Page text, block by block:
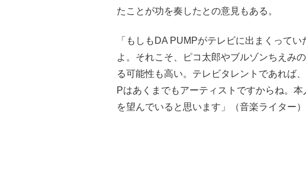
たことが功を奏したとの意見もある。
「もしもDA PUMPがテレビに出まくって
よ。それこそ、ピコ太郎やブルゾンちえみ
る可能性も高い。テレビタレントであれば
Pはあくまでもアーティストですからね。
を望んでいると思います」（音楽ライター）